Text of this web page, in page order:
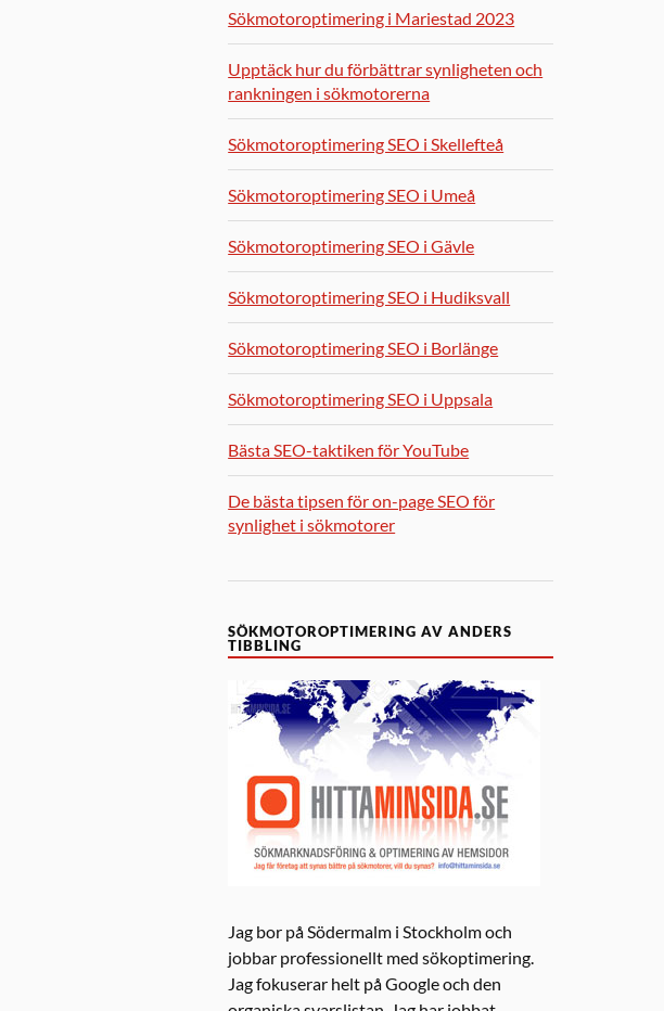
Sökmotoroptimering i Mariestad 2023
Upptäck hur du förbättrar synligheten och
rankningen i sökmotorerna
Sökmotoroptimering SEO i Skellefteå
Sökmotoroptimering SEO i Umeå
Sökmotoroptimering SEO i Gävle
Sökmotoroptimering SEO i Hudiksvall
Sökmotoroptimering SEO i Borlänge
Sökmotoroptimering SEO i Uppsala
Bästa SEO-taktiken för YouTube
De bästa tipsen för on-page SEO för
synlighet i sökmotorer
SÖKMOTOROPTIMERING AV ANDERS
TIBBLING
Jag bor på Södermalm i Stockholm och
jobbar professionellt med sökoptimering.
Jag fokuserar helt på Google och den